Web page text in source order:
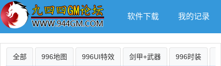
软件下载 我的记录
全部 996地图 996UI特效 剑甲+武器 996时装